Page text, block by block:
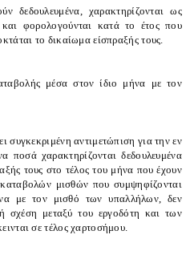
δεδουλευμένα, χαρακτηρίζονται ως
φορολογούνται κατά το έτος που
το δικαίωμα είσπραξής τους.
μέσα στον ίδιο μήνα με τον
συγκεκριμένη αντιμετώπιση για την εν
ποσά χαρακτηρίζονται δεδουλευμένα
τους στο τέλος του μήνα που έχουν
μισθών που συμψηφίζονται
με τον μισθό των υπαλλήλων, δεν
σχέση μεταξύ του εργοδότη και των
σε τέλος χαρτοσήμου.